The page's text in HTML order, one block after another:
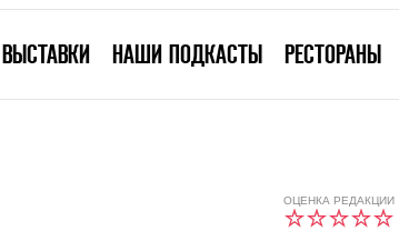
ВЫСТАВКИ НАШИ ПОДКАСТЫ РЕСТОРАНЫ
ОЦЕНКА РЕДАКЦИИ